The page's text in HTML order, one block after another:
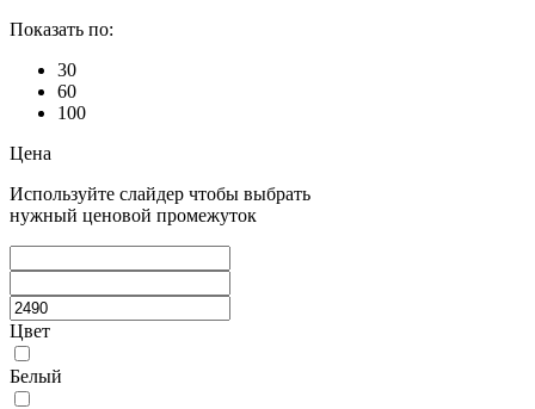
Показать по:
30
60
100
Цена
Используйте слайдер чтобы выбрать
нужный ценовой промежуток
Цвет
Белый